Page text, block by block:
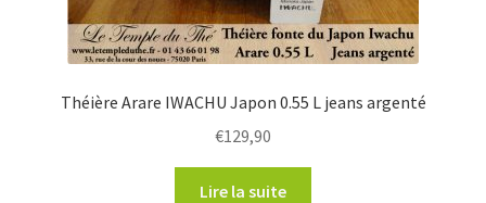
Théière Arare IWACHU Japon 0.55 L jeans argenté
€129,90
Lire la suite